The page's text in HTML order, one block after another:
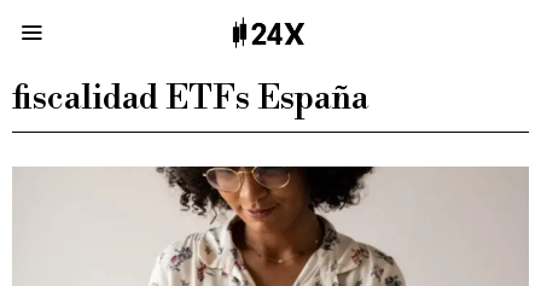
fiscalidad ETFs España